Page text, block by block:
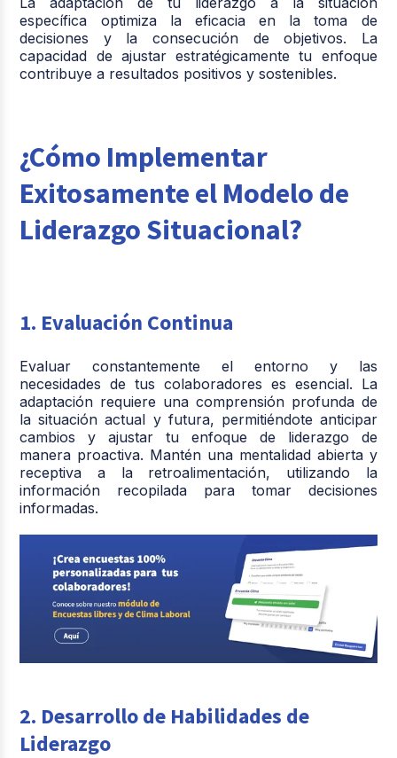
específica optimiza la eficacia en la toma de
decisiones y la consecución de objetivos. La
capacidad de ajustar estratégicamente tu enfoque
contribuye a resultados positivos y sostenibles.
¿Cómo Implementar
Exitosamente el Modelo de
Liderazgo Situacional?
1. Evaluación Continua
Evaluar constantemente el entorno y las
necesidades de tus colaboradores es esencial. La
adaptación requiere una comprensión profunda de
la situación actual y futura, permitiéndote anticipar
cambios y ajustar tu enfoque de liderazgo de
manera proactiva. Mantén una mentalidad abierta y
receptiva a la retroalimentación, utilizando la
información recopilada para tomar decisiones
informadas.
2. Desarrollo de Habilidades de
Liderazgo